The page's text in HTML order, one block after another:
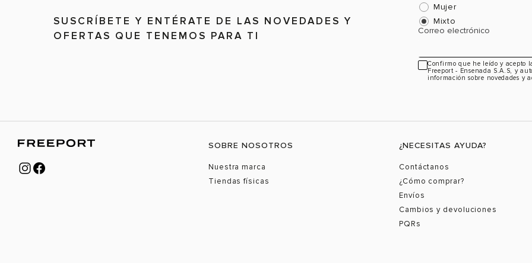
SUSCRÍBETE Y ENTÉRATE DE LAS NOVEDADES Y
OFERTAS QUE TENEMOS PARA TI
Mujer
Mixto
Correo electrónico
Confirmo que he leído y acepto
Freeport - Ensenada S.A.S, y
información sobre novedades y
SOBRE NOSOTROS
Nuestra marca
Tiendas físicas
¿NECESITAS AYUDA?
Contáctanos
¿Cómo comprar?
Envíos
Cambios y devoluciones
PQRs